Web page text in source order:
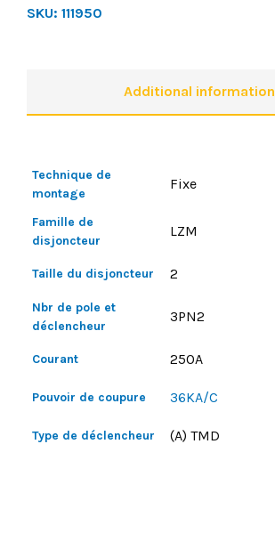
SKU: 111950
Additional information
Technique de
montage
Fixe
Famille de
disjoncteur
LZM
Taille du disjoncteur 2
Nbr de pole et
déclencheur
3PN2
Courant 250A
Pouvoir de coupure 36KA/C
Type de déclencheur (A) TMD